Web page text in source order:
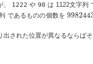
、 1222 や 90 は 1122文字列
であるものの個数を
された位置が異なるならば